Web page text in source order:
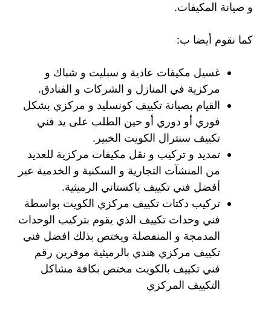
و صيانة المكيفات.
كما نقوم أيضا ب:
غسيل مكيفات عادية و سبليت و شباك و
مركزية في المنازل و الشركات و الفنادق.
القيام بصيانة تكييف كونسليد و مركزي بشكل
فوري أو دوري أو حين الطلب على يد فني
تكييف سنترال الكويت الخبير.
تمديد و تركيب و نقل مكيفات مركزية للعديد
من المنشآت التجارية و السكنية و الخدمية عبر
أفضل فني تكييف باكستاني الرميثية.
تركيب دكتات تكييف مركزي الكويت بواسطة
فني وحدات تكييف الذي يقوم بتركيب الوحدات
المدمجة و المنفصلة ويختص بذلك افضل فني
تكييف مركزي هندي بالرميثية موفرين رقم
فني تكييف بالكويت مختص بكافة مشاكل
التكييف المركزي